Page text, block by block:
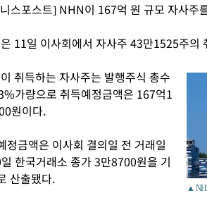
스포스트] NHN이 167억 원 규모 자사주
11일 이사회에서 자사주 43만1525주의
▲
취득하는 자사주는 발행주식 총수
가량으로 취득예정금액은 167억1
원이다.
정금액은 이사회 결의일 전 거래일
한국거래소 종가 3만8700원을 기
산출됐다.